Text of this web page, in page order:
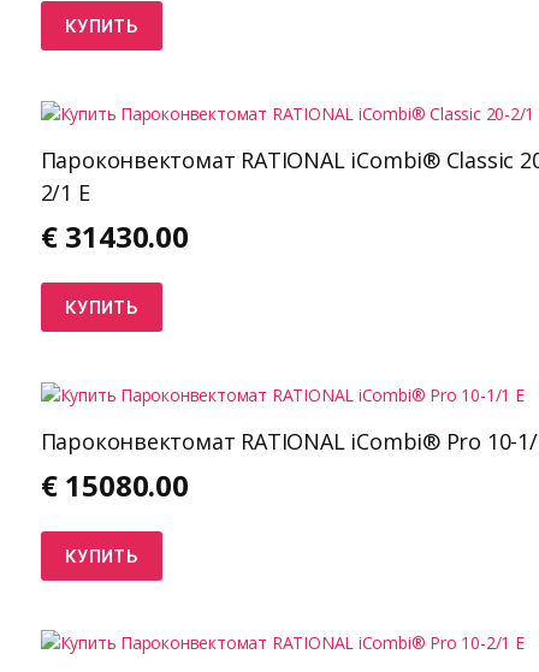
КУПИТЬ
Пароконвектомат RATIONAL iCombi® Classic
2/1 E
€ 31430.00
КУПИТЬ
Пароконвектомат RATIONAL iCombi® Pro 10-1/
€ 15080.00
КУПИТЬ